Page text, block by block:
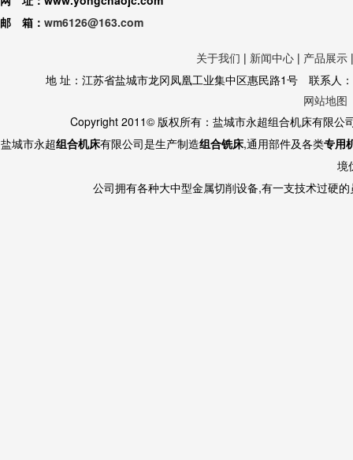
邮 箱： wm6126@163.com
关于我们 | 新闻中心 | 产品展示
地 址：江苏省盐城市龙冈凤凰工业集中区惠民路1号 联系
网站地图
Copyright 2011© 版权所有：盐城市永超组合机床有限
盐城市永超组合机床有限公司是生产制造组合铣床,通用部件及各类专用
境
公司拥有各种大中型金属切削设备,有一支技术过硬